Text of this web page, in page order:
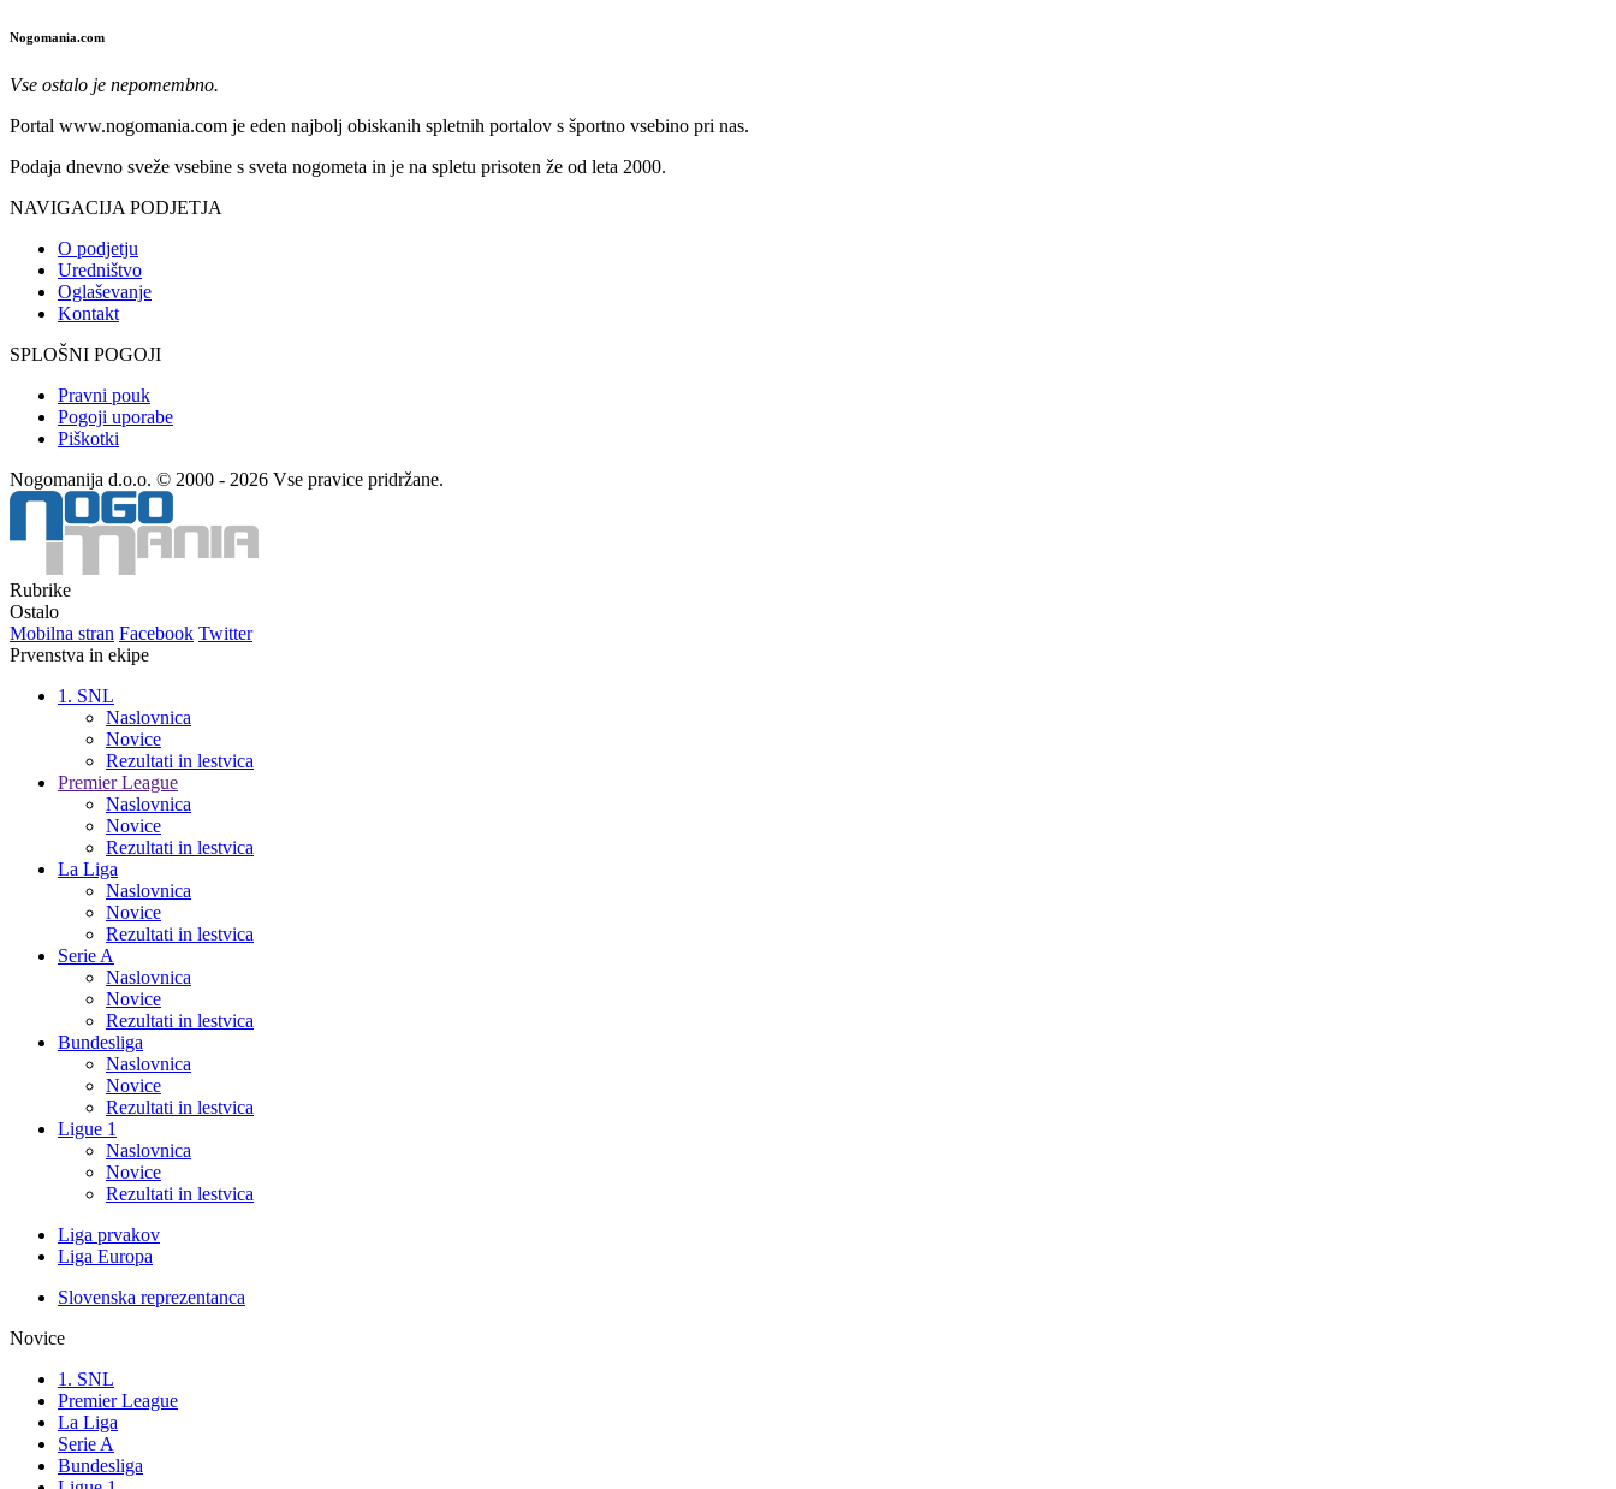
Nogomania.com
Vse ostalo je nepomembno.
Portal www.nogomania.com je eden najbolj obiskanih spletnih portalov s športno vsebino pri nas.
Podaja dnevno sveže vsebine s sveta nogometa in je na spletu prisoten že od leta 2000.
NAVIGACIJA PODJETJA
O podjetju
Uredništvo
Oglaševanje
Kontakt
SPLOŠNI POGOJI
Pravni pouk
Pogoji uporabe
Piškotki
Nogomanija d.o.o. © 2000 - 2026 Vse pravice pridržane.
Rubrike
Ostalo
Mobilna stran Facebook Twitter
Prvenstva in ekipe
1. SNL
Naslovnica
Novice
Rezultati in lestvica
Premier League
Naslovnica
Novice
Rezultati in lestvica
La Liga
Naslovnica
Novice
Rezultati in lestvica
Serie A
Naslovnica
Novice
Rezultati in lestvica
Bundesliga
Naslovnica
Novice
Rezultati in lestvica
Ligue 1
Naslovnica
Novice
Rezultati in lestvica
Liga prvakov
Liga Europa
Slovenska reprezentanca
Novice
1. SNL
Premier League
La Liga
Serie A
Bundesliga